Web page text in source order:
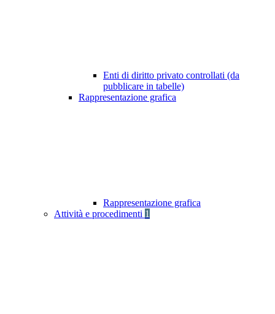
Enti di diritto privato controllati (da
pubblicare in tabelle)
Rappresentazione grafica
Rappresentazione grafica
Attività e procedimenti 1